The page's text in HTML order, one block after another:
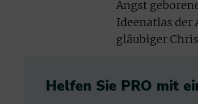
Angst
Ideenatlas der
gläubiger
Helfen Sie PRO mit